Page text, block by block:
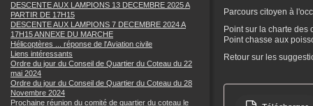
DESCENTE AUX LAMPIONS 13 DECEMBRE 2025 A
PARTIR DE 17H15
DESCENTE AUX LAMPIONS 7 DECEMBRE 2024 A
17H15 ANNEXE DU MARCHE
Hélicoptères ... réponse de l'Aviation civile
Liens intéressants
Ordre du jour du Conseil de Quartier du Coteau du 22
mai 2024
Ordre du jour du Conseil de Quartier du Coteau du 28
Novembre 2024
Prochaine réunion du comité de quartier du coteau le
Parcours citoyen à
Point sur la charte des
Point chasse aux
Retour sur les